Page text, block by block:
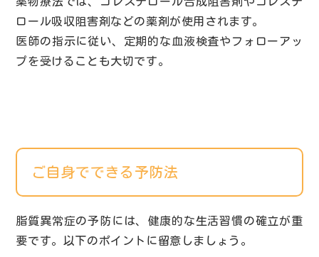
ロール吸収阻害剤などの薬剤が使用されます。
医師の指示に従い、定期的な血液検査やフォローアッ
プを受けることも大切です。
ご自身でできる予防法
脂質異常症の予防には、健康的な生活習慣の確立が重
要です。以下のポイントに留意しましょう。